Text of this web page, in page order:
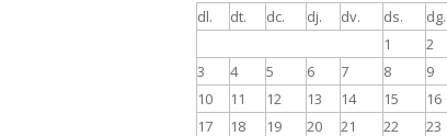
dl.
dt. dc. dj. dv. ds. dg.
1
2
3
4 5 6 7 8
9
10
11 12 13 14 15
16
17
18 19 20 21 22
23